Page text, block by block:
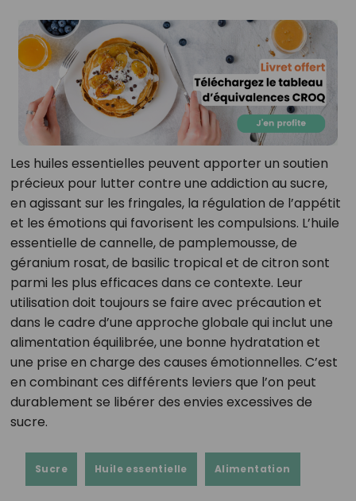
Les huiles essentielles peuvent apporter un soutien
précieux pour lutter contre une addiction au sucre,
en agissant sur les fringales, la régulation de l’appétit
et les émotions qui favorisent les compulsions. L’huile
essentielle de cannelle, de pamplemousse, de
géranium rosat, de basilic tropical et de citron sont
parmi les plus efficaces dans ce contexte. Leur
utilisation doit toujours se faire avec précaution et
dans le cadre d’une approche globale qui inclut une
alimentation équilibrée, une bonne hydratation et
une prise en charge des causes émotionnelles. C’est
en combinant ces différents leviers que l’on peut
durablement se libérer des envies excessives de
sucre.
Sucre Huile essentielle Alimentation